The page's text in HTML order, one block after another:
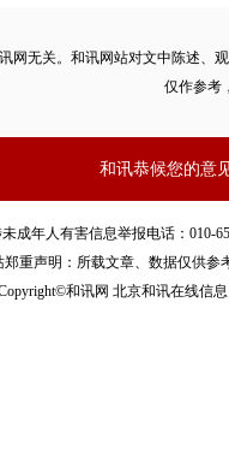
网无关。和讯网站对文中陈述
仅作参考
和讯恭候您的意
成年人有害信息举报电话：010-
郑重声明：所载文章、数据仅供参
和讯网 北京和讯在线信